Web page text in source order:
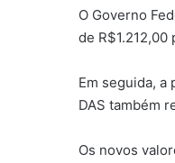
O Governo
de
Em seguida, a
DAS também
Os novos